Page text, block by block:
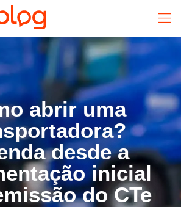
abrir uma
desde a
inicial
do CTe